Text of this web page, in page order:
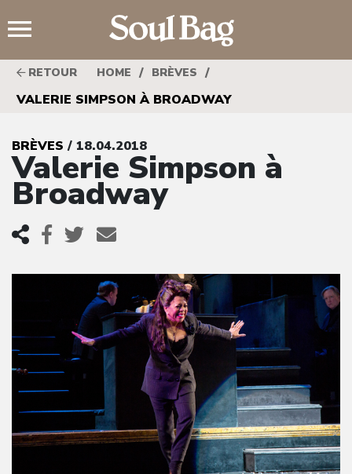
RETOUR HOME / BRÈVES /
VALERIE SIMPSON À BROADWAY
BRÈVES / 18.04.2018
Valerie Simpson à
Broadway